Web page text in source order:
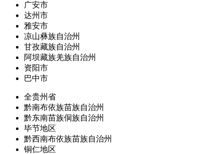
广安市
达州市
雅安市
凉山彝族自治州
甘孜藏族自治州
阿坝藏族羌族自治州
资阳市
巴中市
全贵州省
黔南布依族苗族自治州
黔东南苗族侗族自治州
毕节地区
黔西南布依族苗族自治州
铜仁地区